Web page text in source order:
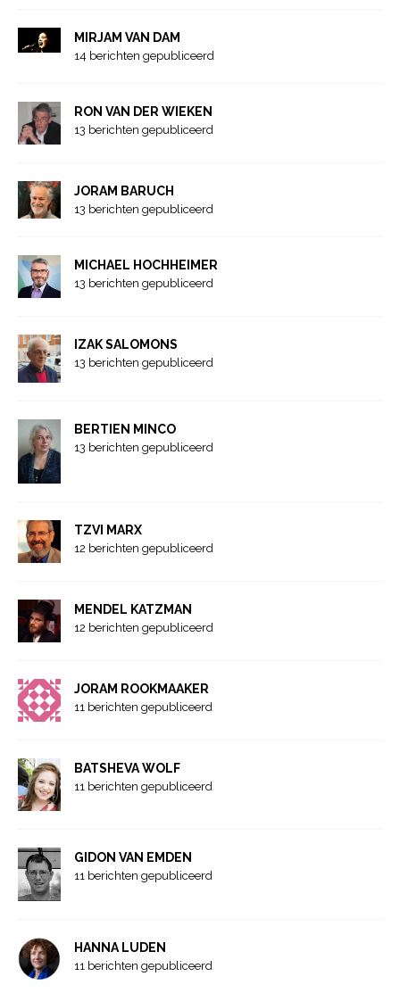
MIRJAM VAN DAM
14 berichten gepubliceerd
RON VAN DER WIEKEN
13 berichten gepubliceerd
JORAM BARUCH
13 berichten gepubliceerd
MICHAEL HOCHHEIMER
13 berichten gepubliceerd
IZAK SALOMONS
13 berichten gepubliceerd
BERTIEN MINCO
13 berichten gepubliceerd
TZVI MARX
12 berichten gepubliceerd
MENDEL KATZMAN
12 berichten gepubliceerd
JORAM ROOKMAAKER
11 berichten gepubliceerd
BATSHEVA WOLF
11 berichten gepubliceerd
GIDON VAN EMDEN
11 berichten gepubliceerd
HANNA LUDEN
11 berichten gepubliceerd